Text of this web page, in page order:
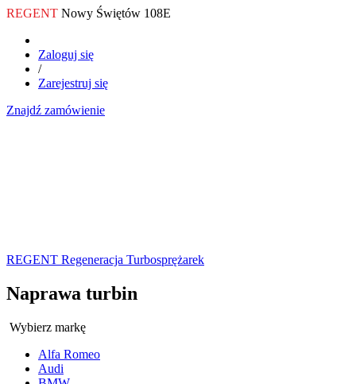
REGENT Nowy Świętów 108E
Zaloguj się
/
Zarejestruj się
Znajdź zamówienie
REGENT Regeneracja Turbosprężarek
Naprawa turbin
Wybierz markę
Alfa Romeo
Audi